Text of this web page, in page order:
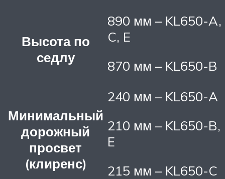
Высота по
седлу
890 мм – KL650-A,
C, E
870 мм – KL650-B
Минимальный
дорожный
просвет
(клиренс)
240 мм – KL650-A
210 мм – KL650-B,
E
215 мм – KL650-C